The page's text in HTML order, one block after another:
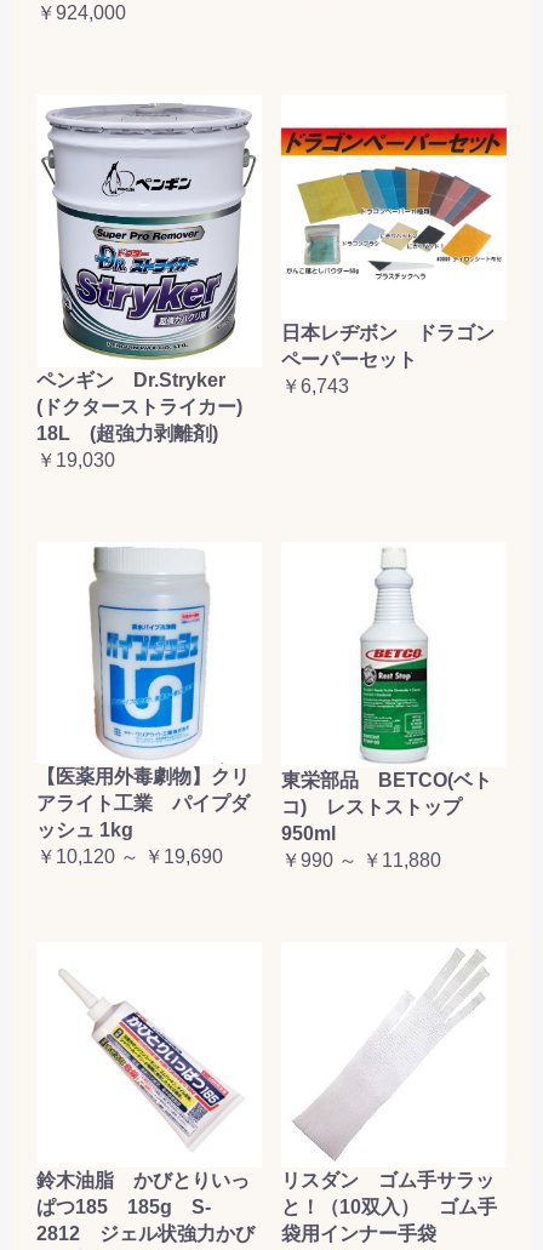
￥924,000
ペンギン Dr.Stryker
(ドクターストライカー)
18L (超強力剥離剤)
￥19,030
日本レヂボン ドラゴン
ペーパーセット
￥6,743
【医薬用外毒劇物】クリ
アライト工業 パイプダ
ッシュ 1kg
￥10,120 ～ ￥19,690
東栄部品 BETCO(ベト
コ) レストストップ
950ml
￥990 ～ ￥11,880
鈴木油脂 かびとりいっ
ぱつ185 185g S-
2812 ジェル状強力かび
リスダン ゴム手サラッ
と！（10双入） ゴム手
袋用インナー手袋